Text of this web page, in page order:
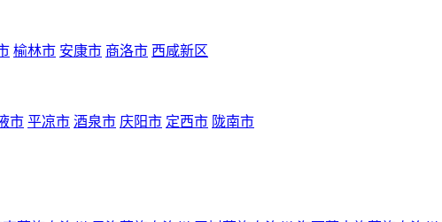
榆林市 安康市 商洛市 西咸新区
市 平凉市 酒泉市 庆阳市 定西市 陇南市